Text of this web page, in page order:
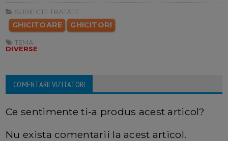
SUBIECTE TRATATE:
GHICITOARE GHICITORI
TEMA:
DIVERSE
COMENTARII VIZITATORI
Ce sentimente ti-a produs acest articol?
Nu exista comentarii la acest articol.